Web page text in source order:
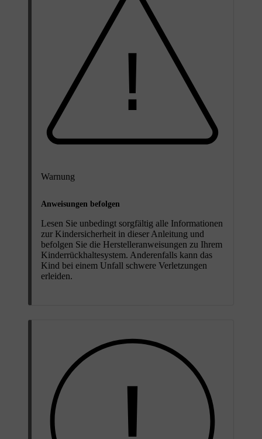
Warnung
Anweisungen befolgen
Lesen Sie unbedingt sorgfältig alle Informationen
zur Kindersicherheit in dieser Anleitung und
befolgen Sie die Herstelleranweisungen zu Ihrem
Kinderrückhaltesystem. Anderenfalls kann das
Kind bei einem Unfall schwere Verletzungen
erleiden.